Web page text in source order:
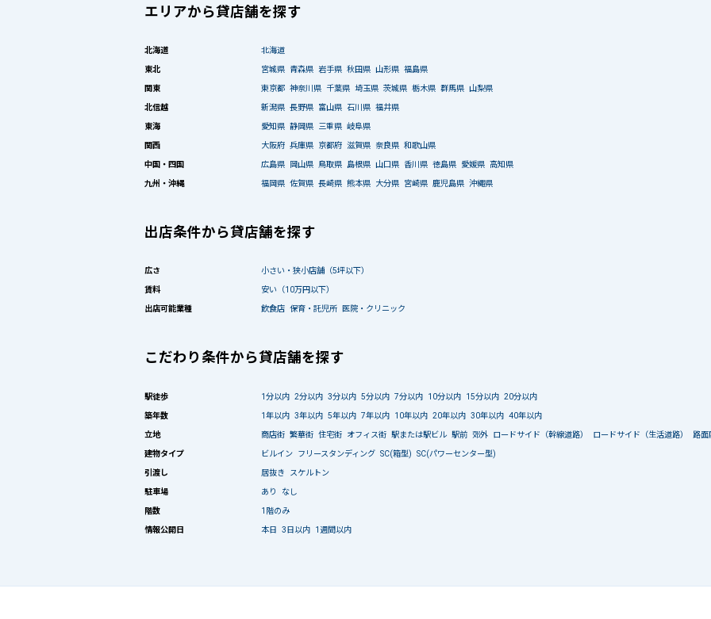
エリアから貸店舗を探す
北海道 北海道
東北 宮城県 青森県 岩手県 秋田県 山形県 福島県
関東 東京都 神奈川県 千葉県 埼玉県 茨城県 栃木県 群馬県 山梨県
北信越 新潟県 長野県 富山県 石川県 福井県
東海 愛知県 静岡県 三重県 岐阜県
関西 大阪府 兵庫県 京都府 滋賀県 奈良県 和歌山県
中国・四国 広島県 岡山県 鳥取県 島根県 山口県 香川県 徳島県 愛媛県 高知県
九州・沖縄 福岡県 佐賀県 長崎県 熊本県 大分県 宮崎県 鹿児島県 沖縄県
出店条件から貸店舗を探す
広さ 小さい・狭小店舗（5坪以下）
賃料 安い（10万円以下）
出店可能業種 飲食店 保育・託児所 医院・クリニック
こだわり条件から貸店舗を探す
駅徒歩 1分以内 2分以内 3分以内 5分以内 7分以内 10分以内 15分以内 20分以内
築年数 1年以内 3年以内 5年以内 7年以内 10年以内 20年以内 30年以内 40年以内
立地 商店街 繁華街 住宅街 オフィス街 駅または駅ビル 駅前 郊外 ロードサイド（幹線道路） ロードサイド（生活道路） 路面
建物タイプ ビルイン フリースタンディング SC(箱型) SC(パワーセンター型)
引渡し 居抜き スケルトン
駐車場 あり なし
階数 1階のみ
情報公開日 本日 3日以内 1週間以内